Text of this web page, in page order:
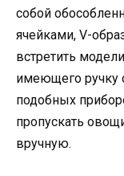
собой
ячейками, V-
встретить
имеющего ручку
подобных
пропускать
вручную.